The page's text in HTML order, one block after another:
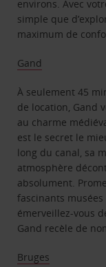
environs. Avec
simple que
maximum de
Gand
À seulement 45
de location, Gand
au charme
est le secret le
long du canal, sa
atmosphère
absolument.
fascinants
émerveillez-vous
Gand recèle de
Bruges